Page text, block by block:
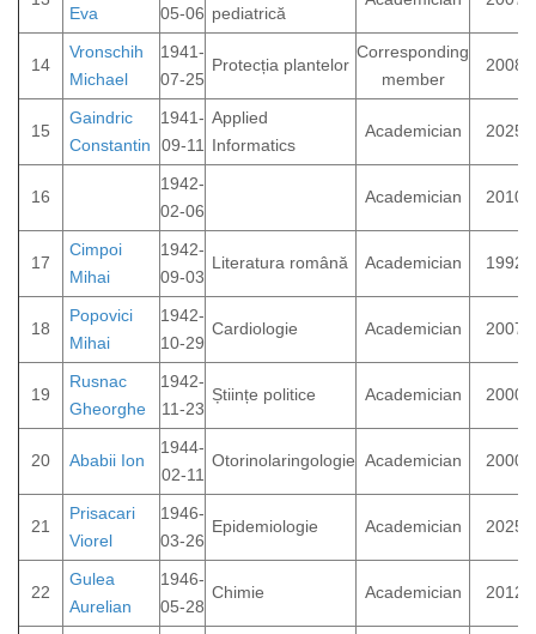
Eva
05-06 pediatrică
14
Vronschih
Michael
1941-
07-25
Protecția plantelor
Corresponding
member
2008
15
Gaindric
Constantin
1941-
09-11
Applied
Informatics
Academician 2025
16
1942-
02-06
Academician 2010
17
Cimpoi
Mihai
1942-
09-03
Literatura română Academician 1992
18
Popovici
Mihai
1942-
10-29
Cardiologie Academician 2007
19
Rusnac
Gheorghe
1942-
11-23
Științe politice Academician 2000
20 Ababii Ion
1944-
02-11
Otorinolaringologie Academician 2000
21
Prisacari
Viorel
1946-
03-26
Epidemiologie Academician 2025
22
Gulea
Aurelian
1946-
05-28
Chimie Academician 2012